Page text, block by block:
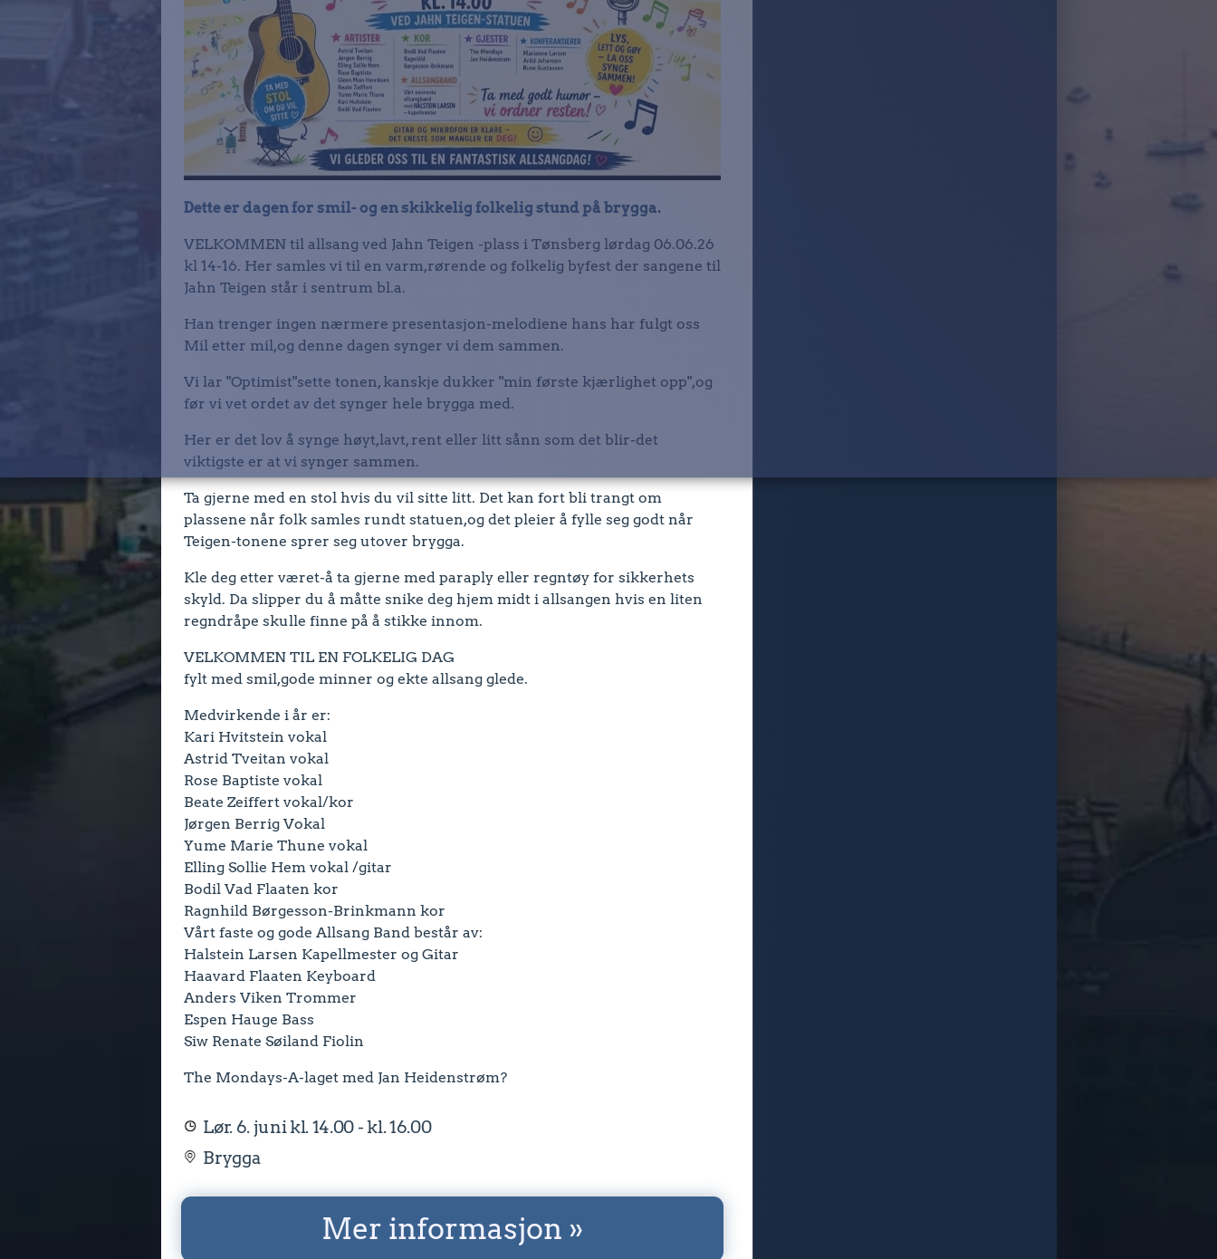
Dette er dagen for smil- og en skikkelig folkelig stund på brygga.
VELKOMMEN til allsang ved Jahn Teigen -plass i Tønsberg lørdag 06.06.26
kl 14-16. Her samles vi til en varm,rørende og folkelig byfest der sangene til
Jahn Teigen står i sentrum bl.a.
Han trenger ingen nærmere presentasjon-melodiene hans har fulgt oss
Mil etter mil,og denne dagen synger vi dem sammen.
Vi lar "Optimist"sette tonen, kanskje dukker "min første kjærlighet opp",og
før vi vet ordet av det synger hele brygga med.
Her er det lov å synge høyt,lavt, rent eller litt sånn som det blir-det
viktigste er at vi synger sammen.
Ta gjerne med en stol hvis du vil sitte litt. Det kan fort bli trangt om
plassene når folk samles rundt statuen,og det pleier å fylle seg godt når
Teigen-tonene sprer seg utover brygga.
Kle deg etter været-å ta gjerne med paraply eller regntøy for sikkerhets
skyld. Da slipper du å måtte snike deg hjem midt i allsangen hvis en liten
regndråpe skulle finne på å stikke innom.
VELKOMMEN TIL EN FOLKELIG DAG
fylt med smil,gode minner og ekte allsang glede.
Medvirkende i år er:
Kari Hvitstein vokal
Astrid Tveitan vokal
Rose Baptiste vokal
Beate Zeiffert vokal/kor
Jørgen Berrig Vokal
Yume Marie Thune vokal
Elling Sollie Hem vokal /gitar
Bodil Vad Flaaten kor
Ragnhild Børgesson-Brinkmann kor
Vårt faste og gode Allsang Band består av:
Halstein Larsen Kapellmester og Gitar
Haavard Flaaten Keyboard
Anders Viken Trommer
Espen Hauge Bass
Siw Renate Søiland Fiolin
The Mondays-A-laget med Jan Heidenstrøm?
Lør. 6. juni kl. 14.00 - kl. 16.00
Brygga
Mer informasjon »